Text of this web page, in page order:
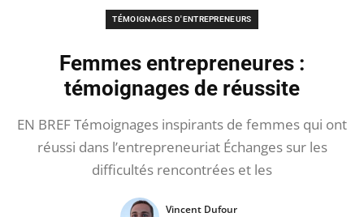
TÉMOIGNAGES D'ENTREPRENEURS
Femmes entrepreneures :
témoignages de réussite
EN BREF Témoignages inspirants de femmes qui ont
réussi dans l’entrepreneuriat Échanges sur les
difficultés rencontrées et les
Vincent Dufour